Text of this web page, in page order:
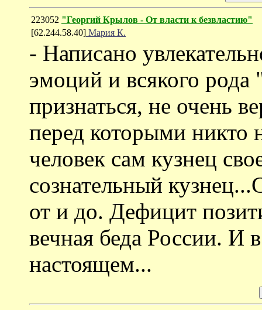
223052 "Георгий Крылов - От власти к безвластию"
[62.244.58.40] Мария К.
- Написано
эмоций и всякого
признаться, не очень
перед которыми никто
человек сам кузнец
сознательный
от и до. Дефицит
вечная беда России. И
настоящем...